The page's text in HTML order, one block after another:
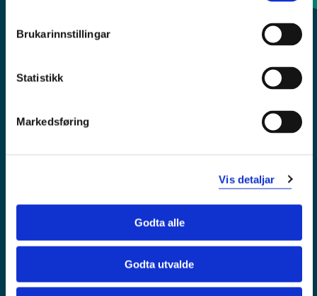
Brukarinnstillingar
Statistikk
Markedsføring
Vis detaljar
Godta alle
Godta utvalde